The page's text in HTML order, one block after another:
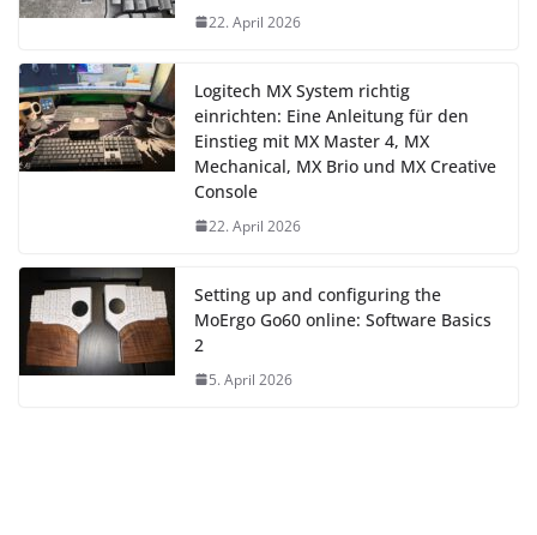
22. April 2026
Logitech MX System richtig
einrichten: Eine Anleitung für den
Einstieg mit MX Master 4, MX
Mechanical, MX Brio und MX Creative
Console
22. April 2026
Setting up and configuring the
MoErgo Go60 online: Software Basics
2
5. April 2026